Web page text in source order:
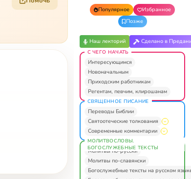
Популярное
Избранное
Позже
Наш лекторий Сделано в
С ЧЕГО НАЧАТЬ
Интересующимся
Новоначальным
Приходским работникам
Регентам, певчим, клирошанам
СВЯЩЕННОЕ ПИСАНИЕ
Переводы Библии
Святоотеческие толкования
Современные комментарии
МОЛИТВОСЛОВЫ.
БОГОСЛУЖЕБНЫЕ ТЕКСТЫ
Молитвы по-русски
Молитвы по-славянски
Богослужебные тексты на русском